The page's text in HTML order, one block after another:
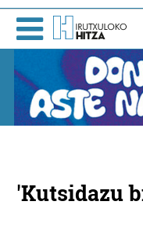
'Kutsidazu